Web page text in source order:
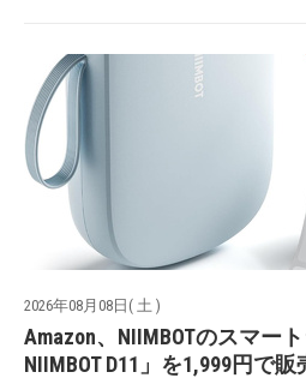
2026年08月08日( 土 )
Amazon、NIIMBOTのスマー
NIIMBOT D11」を1,999円で